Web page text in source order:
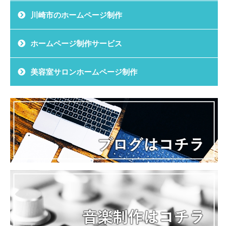
川崎市のホームページ制作
ホームページ制作サービス
美容室サロンホームページ制作
お問い合わせ